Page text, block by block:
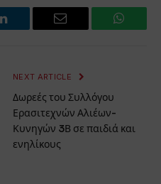
LinkedIn Email
NEXT ARTICLE
Δωρεές του Συλλόγου
Ερασιτεχνών Αλιέων-
Κυνηγών 3Β σε παιδιά και
ενηλίκους